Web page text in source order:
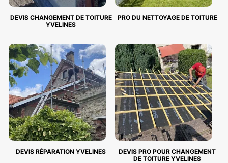
DEVIS CHANGEMENT DE TOITURE
YVELINES
PRO DU NETTOYAGE DE TOITURE
DEVIS RÉPARATION YVELINES
DEVIS PRO POUR CHANGEMENT
DE TOITURE YVELINES